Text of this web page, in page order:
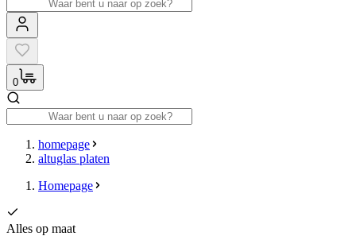
0
homepage
altuglas platen
Homepage
Alles op maat